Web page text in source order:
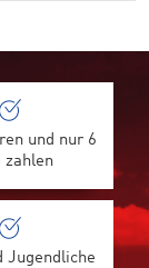
und nur 6
zahlen
Jugendliche